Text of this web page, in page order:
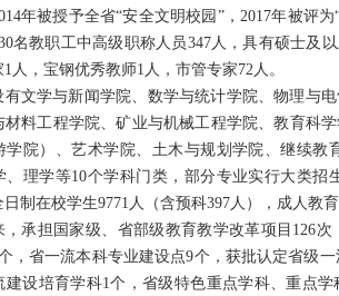
年被授予全省“安全文明校园”，2017年被评
名教职工中高级职称人员347人，具有硕士及
人，宝钢优秀教师1人，市管专家72人。
有文学与新闻学院、数学与统计学院、物理与
材料工程学院、矿业与机械工程学院、教育科
学院）、艺术学院、土木与规划学院、继续
、理学等10个学科门类，部分专业实行大类
制在校学生9771人（含预科397人），成人教育
，承担国家级、省部级教育教学改革项目126
，省一流本科专业建设点9个，获批认定省级
建设培育学科1个，省级特色重点学科、重点